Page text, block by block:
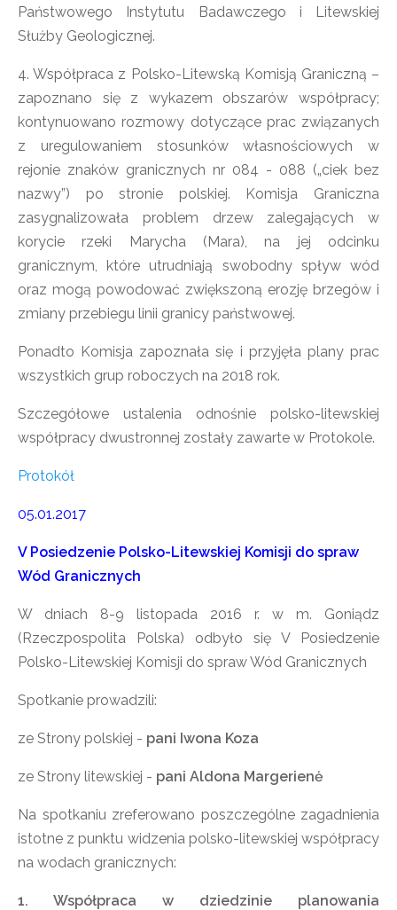
Państwowego Instytutu Badawczego i Litewskiej
Służby Geologicznej.
4. Współpraca z Polsko-Litewską Komisją Graniczną –
zapoznano się z wykazem obszarów współpracy;
kontynuowano rozmowy dotyczące prac związanych
z uregulowaniem stosunków własnościowych w
rejonie znaków granicznych nr 084 - 088 („ciek bez
nazwy”) po stronie polskiej. Komisja Graniczna
zasygnalizowała problem drzew zalegających w
korycie rzeki Marycha (Mara), na jej odcinku
granicznym, które utrudniają swobodny spływ wód
oraz mogą powodować zwiększoną erozję brzegów i
zmiany przebiegu linii granicy państwowej.
Ponadto Komisja zapoznała się i przyjęła plany prac
wszystkich grup roboczych na 2018 rok.
Szczegółowe ustalenia odnośnie polsko-litewskiej
współpracy dwustronnej zostały zawarte w Protokole.
Protokół
05.01.2017
V Posiedzenie Polsko-Litewskiej Komisji do spraw
Wód Granicznych
W dniach 8-9 listopada 2016 r. w m. Goniądz
(Rzeczpospolita Polska) odbyło się V Posiedzenie
Polsko-Litewskiej Komisji do spraw Wód Granicznych
Spotkanie prowadzili:
ze Strony polskiej - pani Iwona Koza
ze Strony litewskiej - pani Aldona Margerienė
Na spotkaniu zreferowano poszczególne zagadnienia
istotne z punktu widzenia polsko-litewskiej współpracy
na wodach granicznych:
1. Współpraca w dziedzinie planowania